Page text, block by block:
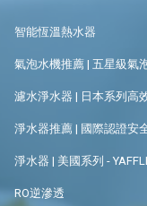
智能恆溫熱水器
氣泡水機推薦 | 五星級氣
濾水淨水器 | 日本系列高
淨水器推薦 | 國際認證安
淨水器 | 美國系列 -
RO逆滲透